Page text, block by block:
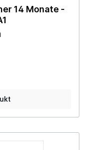
14 Monate -